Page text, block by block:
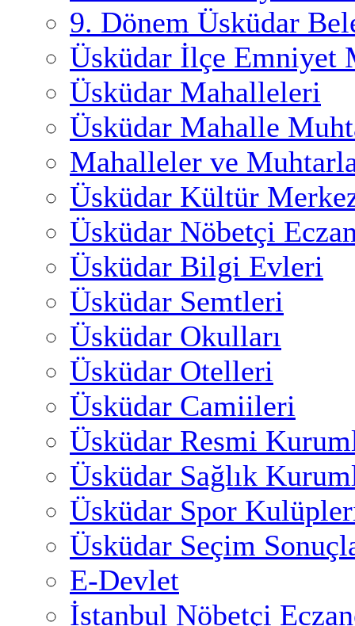
9. Dönem Üsküdar
Üsküdar İlçe Emniyet
Üsküdar Mahalleleri
Üsküdar Mahalle
Mahalleler ve
Üsküdar Kültür
Üsküdar Nöbetçi
Üsküdar Bilgi Evleri
Üsküdar Semtleri
Üsküdar Okulları
Üsküdar Otelleri
Üsküdar Camiileri
Üsküdar Resmi
Üsküdar Sağlık
Üsküdar Spor
Üsküdar Seçim
E-Devlet
İstanbul Nöbetçi